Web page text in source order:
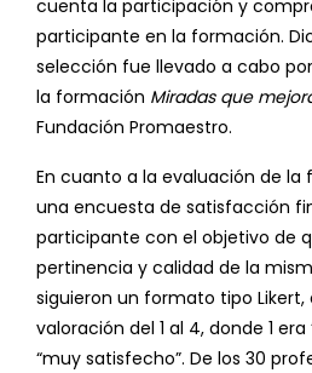
cuenta la participación y
participante en la formación.
selección fue llevado a cabo
la formación Miradas que
Fundación Promaestro.
En cuanto a la evaluación de la
una encuesta de satisfacción
participante con el objetivo de
pertinencia y calidad de la
siguieron un formato tipo
valoración del 1 al 4, donde 1
“muy satisfecho”. De los 30